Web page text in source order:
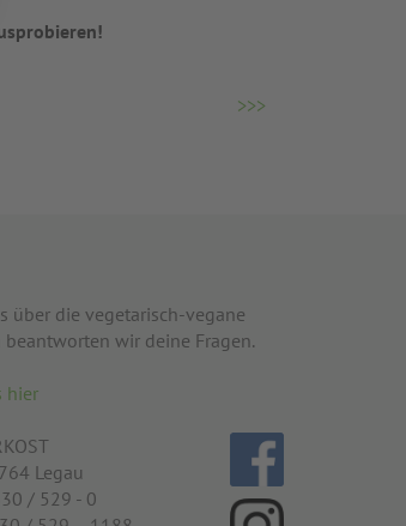
>>>
über die vegetarisch-vegane
beantworten wir deine Fragen.
hier
Legau
/ 529 - 0